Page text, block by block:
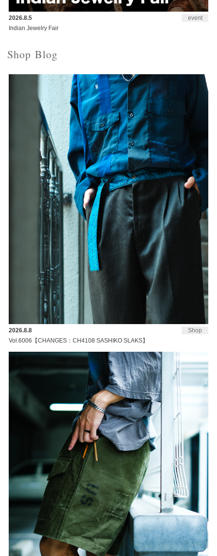
event
2026.8.5
Indian Jewelry Fair
Shop Blog
Shop
2026.8.8
Vol.6006【CHANGES：CH4108 SASHIKO SLAKS】